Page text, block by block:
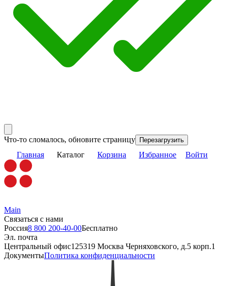
Что-то сломалось, обновите страницу Перезагрузить
Главная Каталог Корзина Избранное Войти
Main
Связаться с нами
Россия8 800 200-40-00Бесплатно
Эл. почта
Центральный офис125319 Москва Черняховского, д.5 корп.1
ДокументыПолитика конфиденциальности